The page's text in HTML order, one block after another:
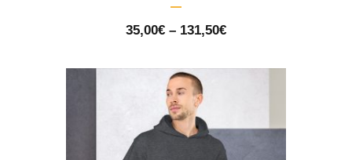
35,00€ – 131,50€Price
through